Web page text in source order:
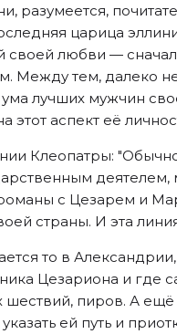
разумеется,
царица
своей любви —
тем, далеко
лучших мужчин
этот аспект её
Клеопатры:
с Цезарем и
страны. И эта
то в
Цезариона и
пиров. А
ей путь и